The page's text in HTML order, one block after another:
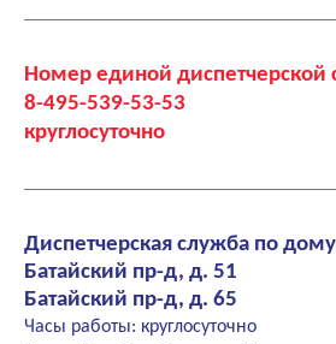
Номер единой диспетчерской
8-495-539-53-53
круглосуточно
Диспетчерская служба по
Батайский пр-д, д. 51
Батайский пр-д, д. 65
Часы работы: круглосуточно